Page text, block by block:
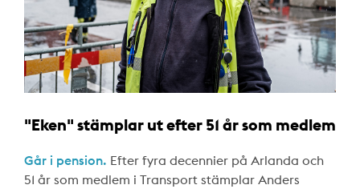
"Eken" stämplar ut efter 51 år som medlem
Går i pension. Efter fyra decennier på Arlanda och
51 år som medlem i Transport stämplar Anders